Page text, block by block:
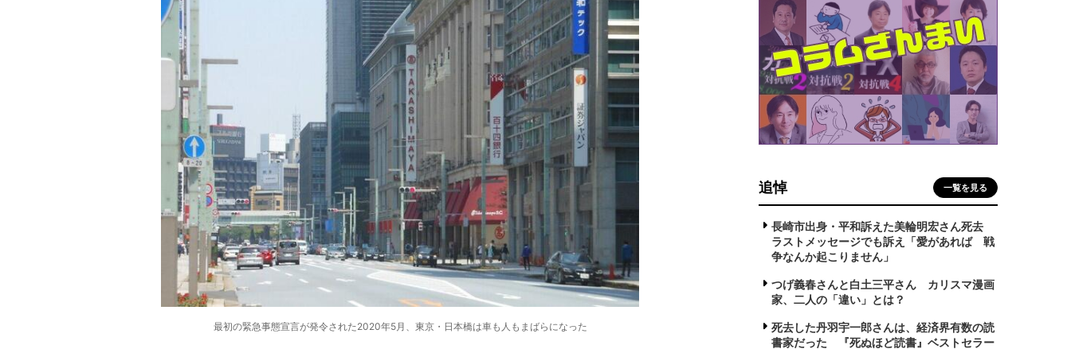
最初の緊急事態宣言が発令された2020年5月、東京・日本橋は車も人もまばらになった
追悼 一覧を見る
長崎市出身・平和訴えた美輪明宏さん死去
ラストメッセージでも訴え「愛があれば 戦
争なんか起こりません」
つげ義春さんと白土三平さん カリスマ漫画
家、二人の「違い」とは？
死去した丹羽宇一郎さんは、経済界有数の読
書家だった 『死ぬほど読書』ベストセラー